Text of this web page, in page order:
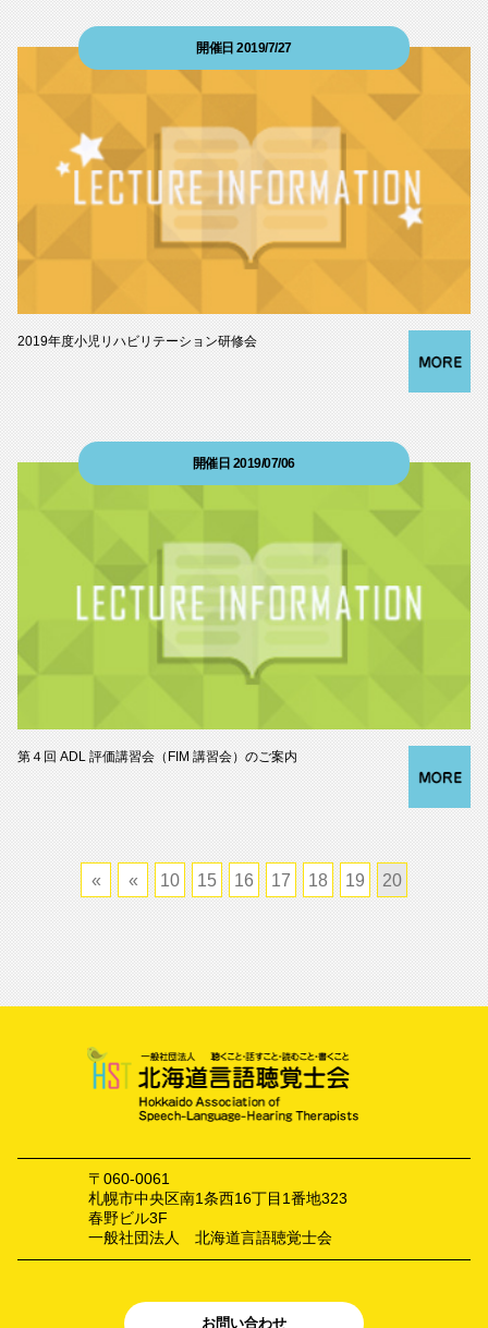
開催日 2019/7/27
2019年度小児リハビリテーション研修会
開催日 2019/07/06
第４回 ADL 評価講習会（FIM 講習会）のご案内
« « 10 15 16 17 18 19 20
〒060-0061
札幌市中央区南1条西16丁目1番地323
春野ビル3F
一般社団法人 北海道言語聴覚士会
お問い合わせ